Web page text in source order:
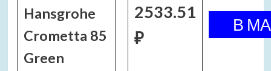
Hansgrohe
Crometta 85
Green
2533.51
₽